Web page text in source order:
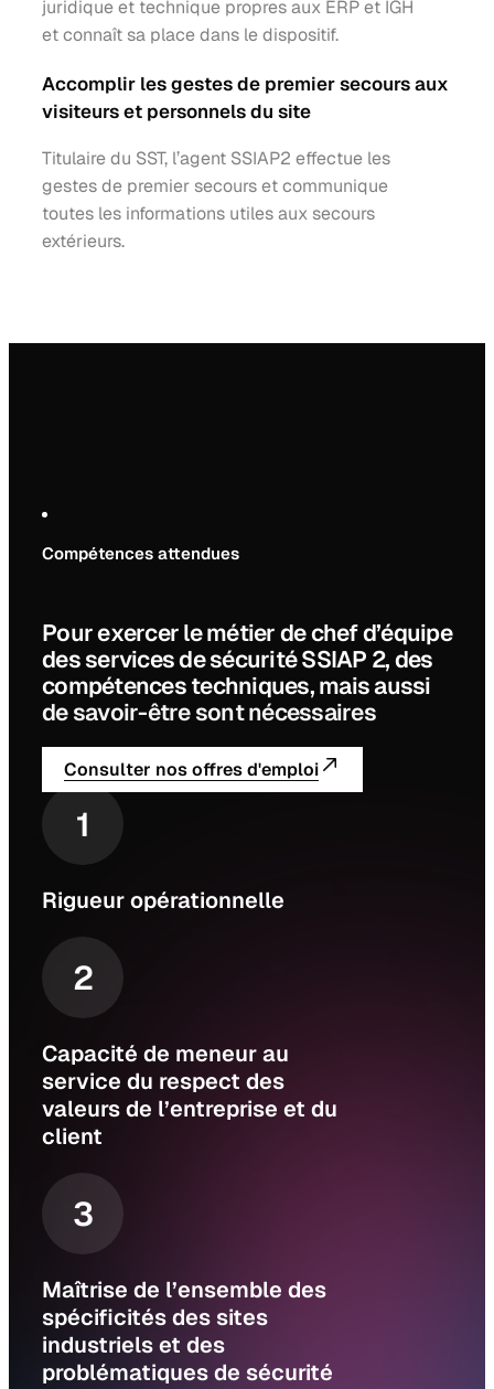
juridique et technique propres aux ERP et IGH
et connaît sa place dans le dispositif.
Accomplir les gestes de premier secours aux
visiteurs et personnels du site
Titulaire du SST, l’agent SSIAP2 effectue les
gestes de premier secours et communique
toutes les informations utiles aux secours
extérieurs.
Compétences attendues
Pourexercerlemétierdechefd’équipe
desservicesdesécuritéSSIAP 2,des
compétencestechniques,maisaussi
de savoir-être sontnécessaires
Consulter nos offres d'emploi
1
Rigueur opérationnelle
2
Capacité de meneur au
service du respect des
valeurs de l’entreprise et du
client
3
Maîtrise de l’ensemble des
spécificités des sites
industriels et des
problématiques de sécurité